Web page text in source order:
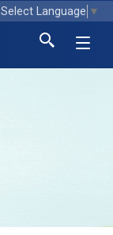
Select Language ▼